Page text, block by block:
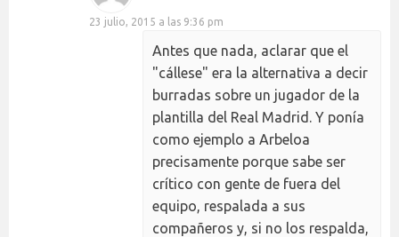
23 julio, 2015 a las 9:36 pm
Antes que nada, aclarar que el
"cállese" era la alternativa a decir
burradas sobre un jugador de la
plantilla del Real Madrid. Y ponía
como ejemplo a Arbeloa
precisamente porque sabe ser
crítico con gente de fuera del
equipo, respalada a sus
compañeros y, si no los respalda,